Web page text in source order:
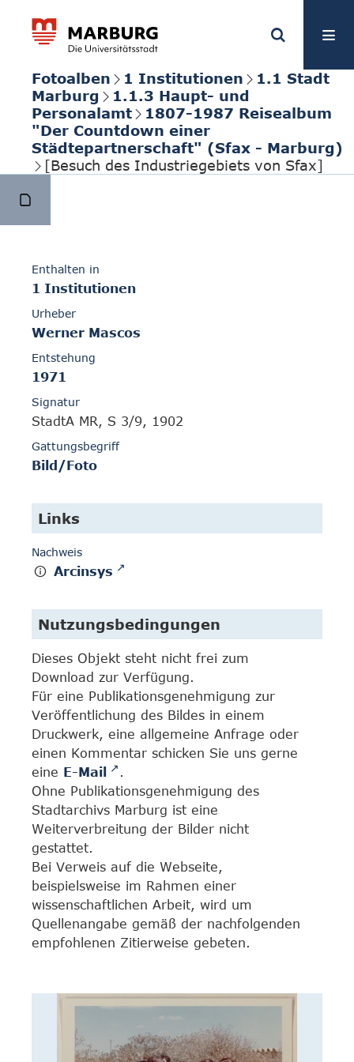
Fotoalben 1 Institutionen
1.1 Stadt
Marburg
1.1.3 Haupt- und
Personalamt
1807-1987 Reisealbum
"Der Countdown einer
Städtepartnerschaft" (Sfax - Marburg)
[Besuch des Industriegebiets von Sfax]
Enthalten in
1 Institutionen
Urheber
Werner Mascos
Entstehung
1971
Signatur
StadtA MR, S 3/9, 1902
Gattungsbegriff
Bild/Foto
Links
Nachweis
Arcinsys
Nutzungsbedingungen
Dieses Objekt steht nicht frei zum
Download zur Verfügung.
Für eine Publikationsgenehmigung zur
Veröffentlichung des Bildes in einem
Druckwerk, eine allgemeine Anfrage oder
einen Kommentar schicken Sie uns gerne
eine E-Mail
.
Ohne Publikationsgenehmigung des
Stadtarchivs Marburg ist eine
Weiterverbreitung der Bilder nicht
gestattet.
Bei Verweis auf die Webseite,
beispielsweise im Rahmen einer
wissenschaftlichen Arbeit, wird um
Quellenangabe gemäß der nachfolgenden
empfohlenen Zitierweise gebeten.